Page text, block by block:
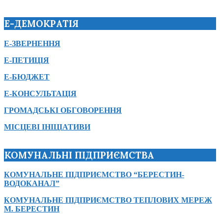
Е-ДЕМОКРАТІЯ
Е-ЗВЕРНЕННЯ
Е-ПЕТИЦІЯ
Е-БЮДЖЕТ
Е-КОНСУЛЬТАЦІЯ
ГРОМАДСЬКІ ОБГОВОРЕННЯ
МІСЦЕВІ ІНІЦІАТИВИ
КОМУНАЛЬНІ ПІДПРИЄМСТВА
КОМУНАЛЬНЕ ПІДПРИЄМСТВО “БЕРЕСТИН-
ВОДОКАНАЛ”
КОМУНАЛЬНЕ ПІДПРИЄМСТВО ТЕПЛОВИХ МЕРЕЖ
М. БЕРЕСТИН